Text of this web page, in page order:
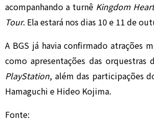
acompanhando a turnê Kingdom
Tour. Ela estará nos dias 10 e 11 de
A BGS já havia confirmado atrações
como apresentações das orquestras
PlayStation, além das participações
Hamaguchi e Hideo Kojima.
Fonte: